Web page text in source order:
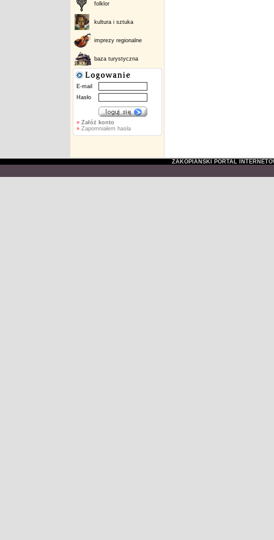
folklor
kultura i sztuka
imprezy regionalne
baza turystyczna
E-mail
Hasło
» Załóż konto
»Zapomniałem hasła
ZAKOPIAŃSKI PORTAL